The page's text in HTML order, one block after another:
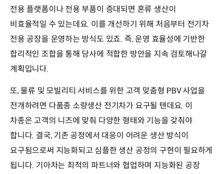
전용 플랫폼이나 전용 부품이 증대되면 혼류 생산이
비효율적일 수 있는데요. 이를 개선하기 위해 처음부터 전기차
전용 공장을 운영하는 방식도 있죠. 즉, 운영 효율성에 기반한
합리적인 조합을 통해 당사에 적합한 방안을 지속 검토해나갈
계획입니다.
또, 물류 및 모빌리티 서비스를 위한 고객 맞춤형 PBV 사업을
전개하려면 다품종 소량생산 전기차가 요구될 텐데요. 이
차종은 고객의 니즈에 맞춰 다양한 형태와 기능을 갖춰야
합니다. 결국, 기존 공정에서 대응이 어려운 생산 방식이
요구됨으로써 지능화되고 심플한 생산 공정의 구현이 필요하게
됩니다. 기아차는 최적의 파트너와 협업하며 지능화된 공장